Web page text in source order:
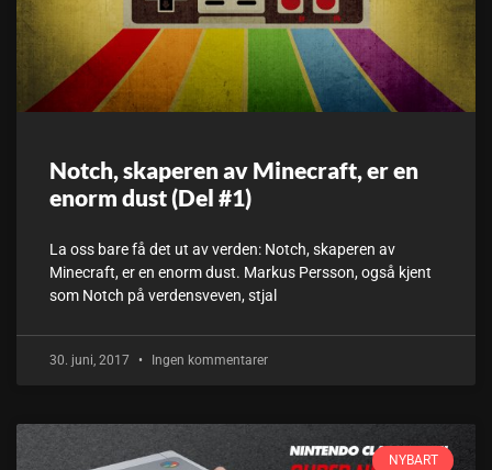
Notch, skaperen av Minecraft, er en
enorm dust (Del #1)
La oss bare få det ut av verden: Notch, skaperen av
Minecraft, er en enorm dust. Markus Persson, også kjent
som Notch på verdensveven, stjal
30. juni, 2017 Ingen kommentarer
NYBART